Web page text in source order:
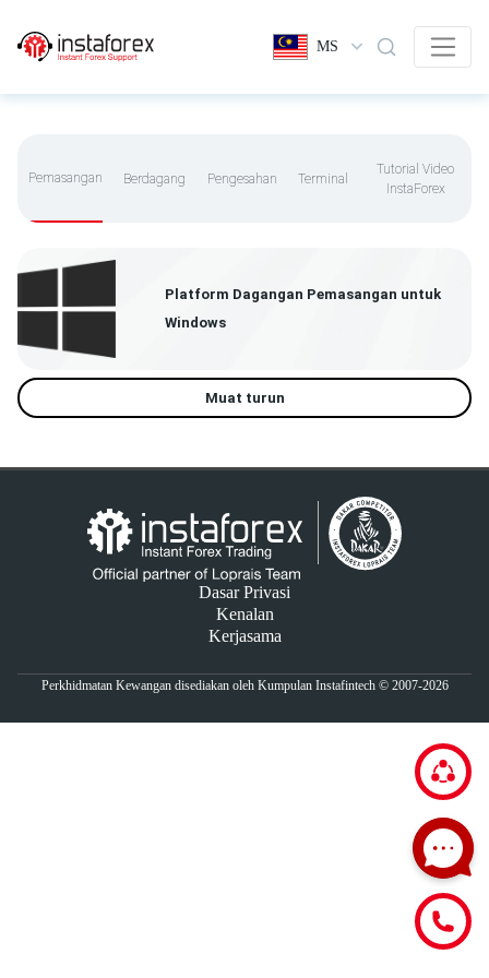
MS
Pemasangan Berdagang Pengesahan Terminal
Tutorial Video
InstaForex
Platform Dagangan Pemasangan untuk
Windows
Muat turun
Dasar Privasi
Kenalan
Kerjasama
Perkhidmatan Kewangan disediakan oleh Kumpulan Instafintech © 2007-2026